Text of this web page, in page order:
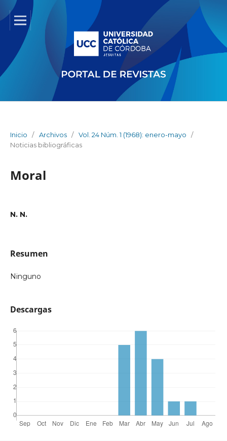
Inicio / Archivos / Vol. 24 Núm. 1 (1968): enero-mayo
/
Noticias bibliográficas
Moral
N. N.
Resumen
Ninguno
Descargas